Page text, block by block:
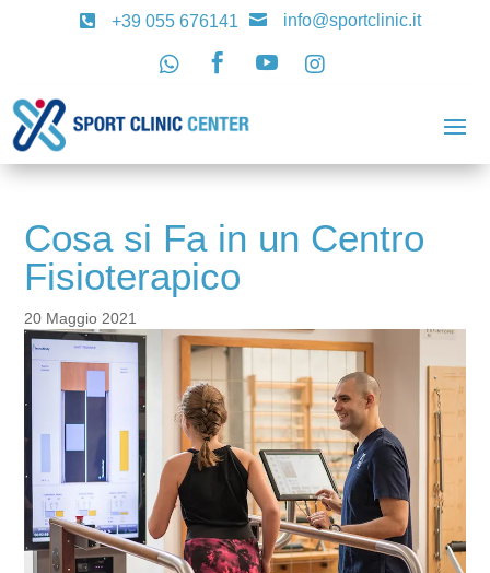
 +39 055 676141  info@sportclinic.it
   
Cosa si Fa in un Centro
Fisioterapico
20 Maggio 2021